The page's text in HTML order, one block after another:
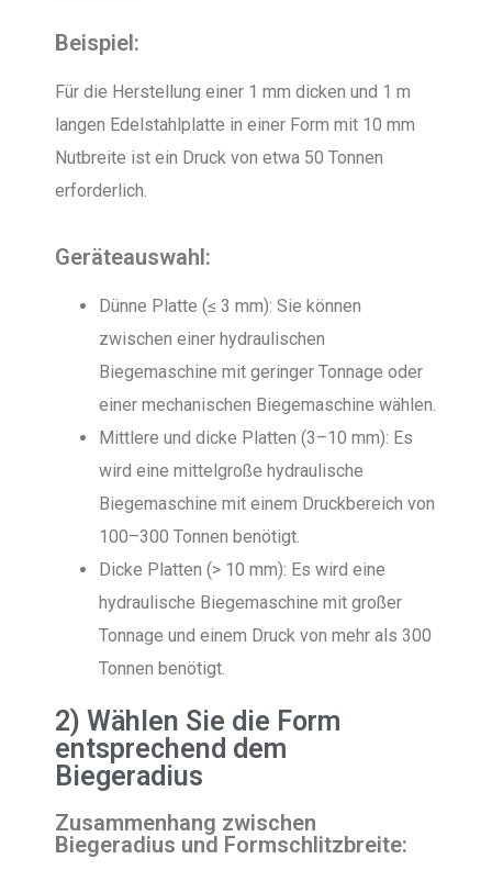
Beispiel:
Für die Herstellung einer 1 mm dicken und 1 m
langen Edelstahlplatte in einer Form mit 10 mm
Nutbreite ist ein Druck von etwa 50 Tonnen
erforderlich.
Geräteauswahl:
Dünne Platte (≤ 3 mm): Sie können
zwischen einer hydraulischen
Biegemaschine mit geringer Tonnage oder
einer mechanischen Biegemaschine wählen.
Mittlere und dicke Platten (3–10 mm): Es
wird eine mittelgroße hydraulische
Biegemaschine mit einem Druckbereich von
100–300 Tonnen benötigt.
Dicke Platten (> 10 mm): Es wird eine
hydraulische Biegemaschine mit großer
Tonnage und einem Druck von mehr als 300
Tonnen benötigt.
2) Wählen Sie die Form
entsprechend dem
Biegeradius
Zusammenhang zwischen
Biegeradius und Formschlitzbreite: